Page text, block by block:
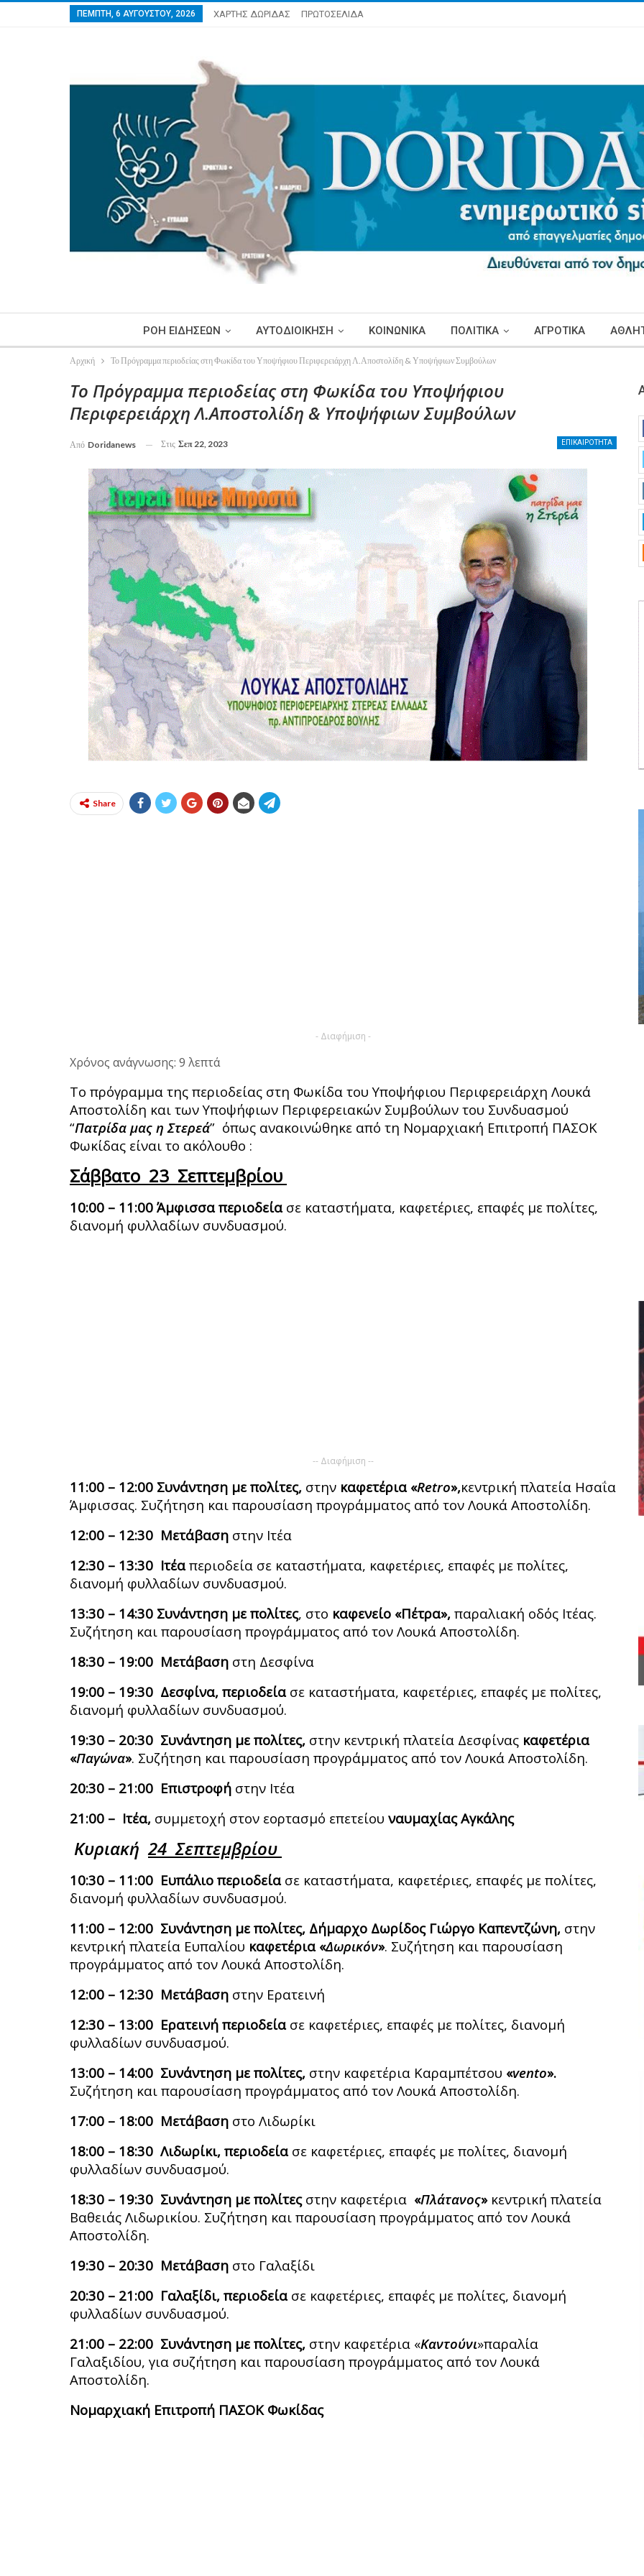
ΠΈΜΠΤΗ, 6 ΑΥΓΟΎΣΤΟΥ, 2026 ΧΑΡΤΗΣ ΔΩΡΙΔΑΣ ΠΡΩΤΟΣΕΛΙΔΑ
ΡΟΗ ΕΙΔΗΣΕΩΝ ΑΥΤΟΔΙΟΙΚΗΣΗ ΚΟΙΝΩΝΙΚΑ ΠΟΛΙΤΙΚΑ ΑΓΡΟΤΙΚΑ
Αρχική Το Πρόγραμμα περιοδείας στη Φωκίδα του Υποψήφιου Περιφερειάρχη Λ.Αποστολίδη & Υποψήφιων Συμβούλων
Το Πρόγραμμα περιοδείας στη Φωκίδα του Υποψήφιου
Περιφερειάρχη Λ.Αποστολίδη & Υποψήφιων Συμβούλων
ΕΠΙΚΑΙΡΟΤΗΤΑ
Από Doridanews Στις Σεπ 22, 2023
Share
- Διαφήμιση -
Χρόνος ανάγνωσης: 9 λεπτά
Το πρόγραμμα της περιοδείας στη Φωκίδα του Υποψήφιου Περιφερειάρχη Λουκά
Αποστολίδη και των Υποψήφιων Περιφερειακών Συμβούλων του Συνδυασμού
“Πατρίδα μας η Στερεά” όπως ανακοινώθηκε από τη Νομαρχιακή Επιτροπή ΠΑΣΟΚ
Φωκίδας είναι το ακόλουθο :
Σάββατο 23 Σεπτεμβρίου
10:00 – 11:00 Άμφισσα περιοδεία σε καταστήματα, καφετέριες, επαφές με πολίτες,
διανομή φυλλαδίων συνδυασμού.
-- Διαφήμιση --
11:00 – 12:00 Συνάντηση με πολίτες, στην καφετέρια «Retro»,κεντρική πλατεία Ησαΐα
Άμφισσας. Συζήτηση και παρουσίαση προγράμματος από τον Λουκά Αποστολίδη.
12:00 – 12:30 Μετάβαση στην Ιτέα
12:30 – 13:30 Ιτέαπεριοδεία σε καταστήματα, καφετέριες, επαφές με πολίτες,
διανομή φυλλαδίων συνδυασμού.
13:30 – 14:30 Συνάντηση με πολίτες, στο καφενείο «Πέτρα», παραλιακή οδός Ιτέας.
Συζήτηση και παρουσίαση προγράμματος από τον Λουκά Αποστολίδη.
18:30 – 19:00 Μετάβαση στη Δεσφίνα
19:00 – 19:30 Δεσφίνα, περιοδεία σε καταστήματα, καφετέριες, επαφές με πολίτες,
διανομή φυλλαδίων συνδυασμού.
19:30 – 20:30 Συνάντηση με πολίτες, στην κεντρική πλατεία Δεσφίνας καφετέρια
«Παγώνα». Συζήτηση και παρουσίαση προγράμματος από τον Λουκά Αποστολίδη.
20:30 – 21:00 Επιστροφή στην Ιτέα
21:00 – Ιτέα, συμμετοχή στον εορτασμό επετείου ναυμαχίας Αγκάλης
Κυριακή24 Σεπτεμβρίου
10:30 – 11:00 Ευπάλιο περιοδεία σε καταστήματα, καφετέριες, επαφές με πολίτες,
διανομή φυλλαδίων συνδυασμού.
11:00 – 12:00 Συνάντηση με πολίτες, Δήμαρχο Δωρίδος Γιώργο Καπεντζώνη, στην
κεντρική πλατεία Ευπαλίου καφετέρια «Δωρικόν». Συζήτηση και παρουσίαση
προγράμματος από τον Λουκά Αποστολίδη.
12:00 – 12:30 Μετάβαση στην Ερατεινή
12:30 – 13:00 Ερατεινή περιοδεία σε καφετέριες, επαφές με πολίτες, διανομή
φυλλαδίων συνδυασμού.
13:00 – 14:00 Συνάντηση με πολίτες, στην καφετέρια Καραμπέτσου «vento».
Συζήτηση και παρουσίαση προγράμματος από τον Λουκά Αποστολίδη.
17:00 – 18:00 Μετάβαση στο Λιδωρίκι
18:00 – 18:30 Λιδωρίκι, περιοδεία σε καφετέριες, επαφές με πολίτες, διανομή
φυλλαδίων συνδυασμού.
18:30 – 19:30 Συνάντηση με πολίτες στην καφετέρια «Πλάτανος» κεντρική πλατεία
Βαθειάς Λιδωρικίου. Συζήτηση και παρουσίαση προγράμματος από τον Λουκά
Αποστολίδη.
19:30 – 20:30 Μετάβαση στο Γαλαξίδι
20:30 – 21:00 Γαλαξίδι, περιοδεία σε καφετέριες, επαφές με πολίτες, διανομή
φυλλαδίων συνδυασμού.
21:00 – 22:00 Συνάντηση με πολίτες, στην καφετέρια «Καντούνι»παραλία
Γαλαξιδίου, για συζήτηση και παρουσίαση προγράμματος από τον Λουκά
Αποστολίδη.
Νομαρχιακή Επιτροπή ΠΑΣΟΚ Φωκίδας